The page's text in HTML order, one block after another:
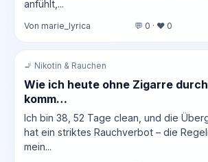
anfühlt,...
Von marie_lyrica 💬 0 · ❤️ 0
🚬 Nikotin & Rauchen
Wie ich heute ohne Zigarre
komm…
Ich bin 38, 52 Tage clean, und die
hat ein striktes Rauchverbot – die
mein...